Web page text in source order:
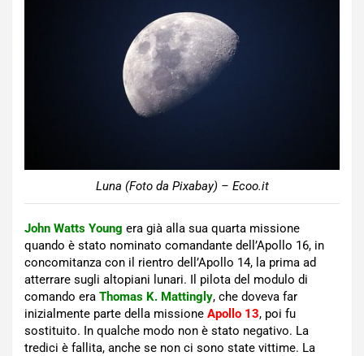
Luna (Foto da Pixabay) – Ecoo.it
John Watts Young era già alla sua quarta missione
quando è stato nominato comandante dell’Apollo 16, in
concomitanza con il rientro dell’Apollo 14, la prima ad
atterrare sugli altopiani lunari. Il pilota del modulo di
comando era Thomas K. Mattingly, che doveva far
inizialmente parte della missione Apollo 13, poi fu
sostituito. In qualche modo non è stato negativo. La
tredici è fallita, anche se non ci sono state vittime. La